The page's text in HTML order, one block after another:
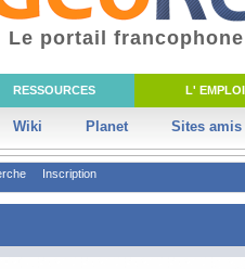
RESSOURCES L' EMPLOI
Wiki Planet Sites amis
Le portail
Inscription